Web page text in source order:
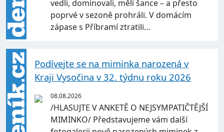
vedli, dominovali, měli šance – a přesto
poprvé v sezoně prohráli. V domácím
zápase s Příbramí ztratili…
Podívejte se na miminka narozená v
Kraji Vysočina v 32. týdnu roku 2026
08.08.2026
/HLASUJTE V ANKETĚ O NEJSYMPATIČTĚJŠÍ
MIMINKO/ Představujeme vám další